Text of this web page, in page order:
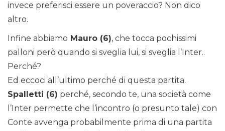
invece preferisci essere un poveraccio? Non dico
altro.
Infine abbiamo Mauro (6), che tocca pochissimi
palloni però quando si sveglia lui, si sveglia l’Inter..
Perché?
Ed eccoci all’ultimo perché di questa partita.
Spalletti (6) perché, secondo te, una società come
l’Inter permette che l’incontro (o presunto tale) con
Conte avvenga probabilmente prima di una partita